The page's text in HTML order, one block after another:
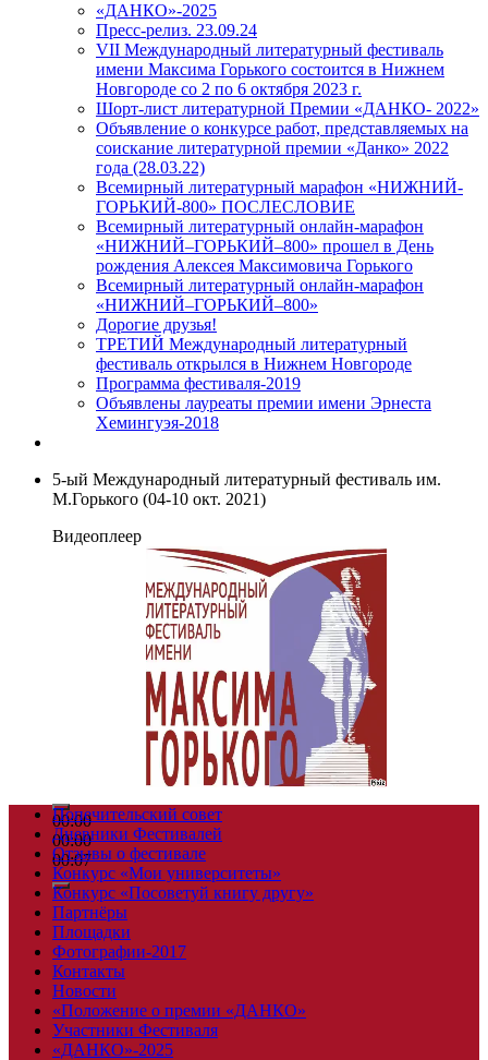
«ДАНКО»-2025
Пресс-релиз. 23.09.24
VII Международный литературный фестиваль
имени Максима Горького состоится в Нижнем
Новгороде со 2 по 6 октября 2023 г.
Шорт-лист литературной Премии «ДАНКО- 2022»
Объявление о конкурсе работ, представляемых на
соискание литературной премии «Данко» 2022
года (28.03.22)
Всемирный литературный марафон «НИЖНИЙ-
ГОРЬКИЙ-800» ПОСЛЕСЛОВИЕ
Всемирный литературный онлайн-марафон
«НИЖНИЙ–ГОРЬКИЙ–800» прошел в День
рождения Алексея Максимовича Горького
Всемирный литературный онлайн-марафон
«НИЖНИЙ–ГОРЬКИЙ–800»
Дорогие друзья!
ТРЕТИЙ Международный литературный
фестиваль открылся в Нижнем Новгороде
Программа фестиваля-2019
Объявлены лауреаты премии имени Эрнеста
Хемингуэя-2018
5-ый Международный литературный фестиваль им.
М.Горького (04-10 окт. 2021)
Видеоплеер
00:00
00:00
00:07
Попечительский совет
Дневники Фестивалей
Отзывы о фестивале
Конкурс «Мои университеты»
Конкурс «Посоветуй книгу другу»
Партнёры
Площадки
Фотографии-2017
Контакты
Новости
«Положение о премии «ДАНКО»
Участники Фестиваля
«ДАНКО»-2025